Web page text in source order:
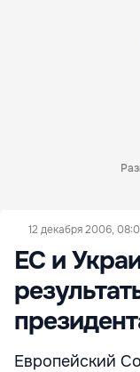
12 декабря 2006,
ЕС и
Европейский